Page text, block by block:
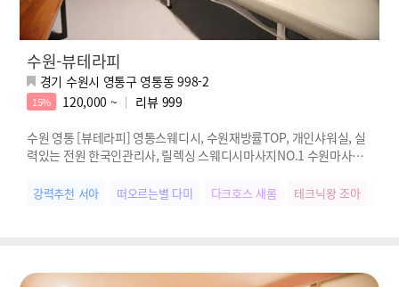
수원-뷰테라피
경기 수원시 영통구 영통동 998-2
15% 120,000 ~ 리뷰 999
수원 영통 [뷰테라피] 영통스웨디시, 수원재방률TOP, 개인샤워실, 실
력있는 전원 한국인관리사, 릴렉싱 스웨디시마사지NO.1 수원마사지1
강력추천 서아 떠오르는별 다미 다크호스 새롬 테크닉왕 조아